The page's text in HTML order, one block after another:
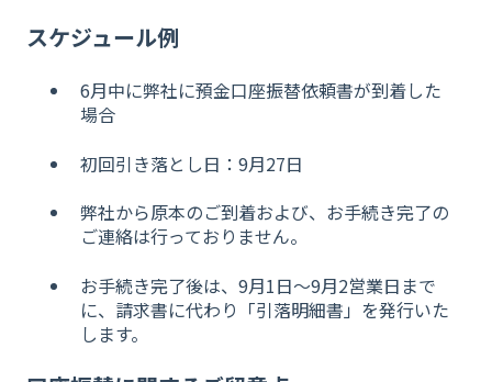
スケジュール例
6月中に弊社に預金口座振替依頼書が到着した
場合
初回引き落とし日：9月27日
弊社から原本のご到着および、お手続き完了の
ご連絡は行っておりません。
お手続き完了後は、9月1日〜9月2営業日まで
に、請求書に代わり「引落明細書」を発行いた
します。